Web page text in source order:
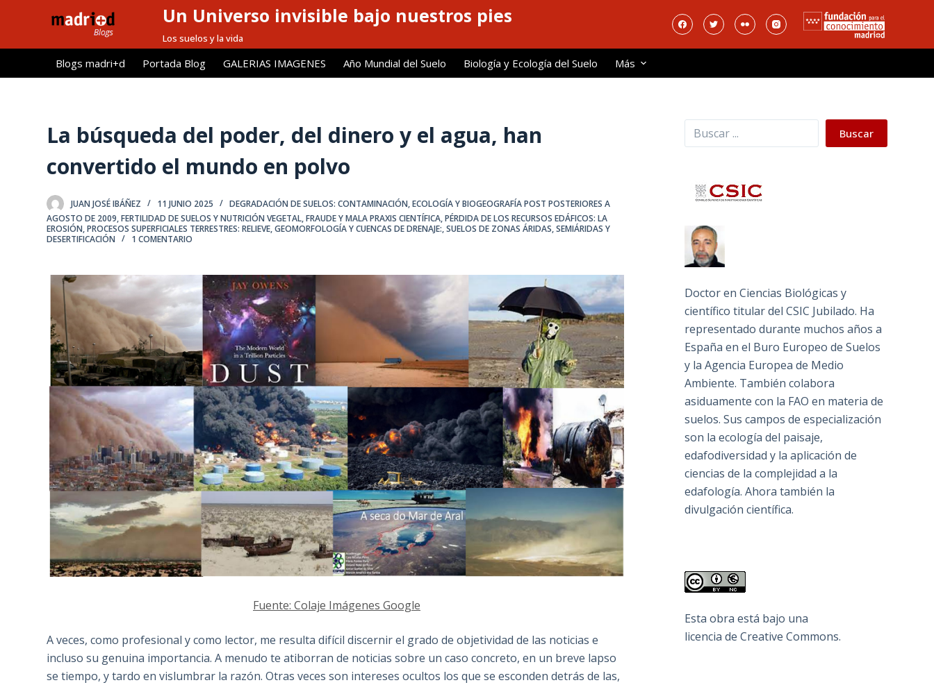
l
Un Universo invisible bajo nuestros pies
Los suelos y la vida
Blogs madri+d Portada Blog GALERIAS IMAGENES Año Mundial del Suelo Biología y Ecología del Suelo Más
La búsqueda del poder, del dinero y el agua, han
convertido el mundo en polvo
JUAN JOSÉ IBÁÑEZ 11 JUNIO 2025 DEGRADACIÓN DE SUELOS: CONTAMINACIÓN,ECOLOGÍA Y BIOGEOGRAFÍA POST POSTERIORES A
AGOSTO DE 2009,FERTILIDAD DE SUELOS Y NUTRICIÓN VEGETAL,FRAUDE Y MALA PRAXIS CIENTÍFICA,PÉRDIDA DE LOS RECURSOS EDÁFICOS: LA
EROSIÓN,PROCESOS SUPERFICIALES TERRESTRES: RELIEVE, GEOMORFOLOGÍA Y CUENCAS DE DRENAJE:,SUELOS DE ZONAS ÁRIDAS, SEMIÁRIDAS Y
DESERTIFICACIÓN
1 COMENTARIO
Fuente: Colaje Imágenes Google
A veces, como profesional y como lector, me resulta difícil discernir el grado de objetividad de las noticias e
incluso su genuina importancia. A menudo te atiborran de noticias sobre un caso concreto, en un breve lapso
se tiempo, y tardo en vislumbrar la razón. Otras veces son intereses ocultos los que se esconden detrás de las,
Buscar Buscar
Doctor en Ciencias Biológicas y
científico titular del CSIC Jubilado. Ha
representado durante muchos años a
España en el Buro Europeo de Suelos
y la Agencia Europea de Medio
Ambiente. También colabora
asiduamente con la FAO en materia de
suelos. Sus campos de especialización
son la ecología del paisaje,
edafodiversidad y la aplicación de
ciencias de la complejidad a la
edafología. Ahora también la
divulgación científica.
Esta obra está bajo una
licencia de Creative Commons.